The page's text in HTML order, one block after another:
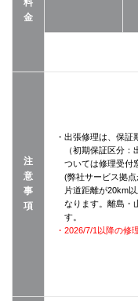
料
金
注
意
事
項
・出張修理は、保
（初期保証区分
ついては修理受付
(弊社サービス拠
片道距離が20km
なります。離島・
す。
・2026/7/1以降の修